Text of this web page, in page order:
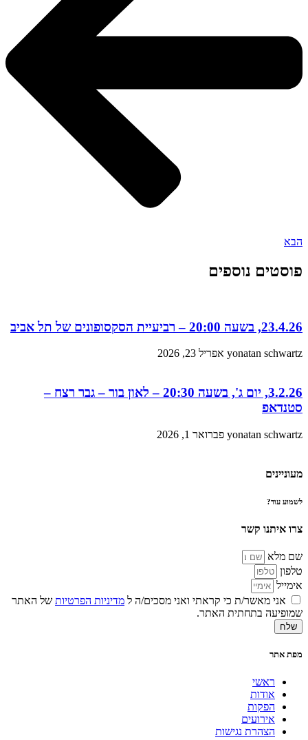
הבא
פוסטים נוספים
23.4.26, בשעה 20:00 – רביעיית הסקסופונים של תל אביב
yonatan schwartz אפריל 23, 2026
3.2.26, יום ג', בשעה 20:30 – לאון בור – גבר רצח –
סטנדאפ
yonatan schwartz פברואר 1, 2026
מעוניינים
לשמוע עוד?
צרו איתנו קשר
שם מלא
טלפון
אימייל
אני מאשר/ת כי קראתי ואני מסכים/ה ל מדיניות הפרטיות של האתר
שמופיעה בתחתית האתר.
שלח
מפת אתר
ראשי
אודות
הפקות
אירועים
הצהרת נגישות